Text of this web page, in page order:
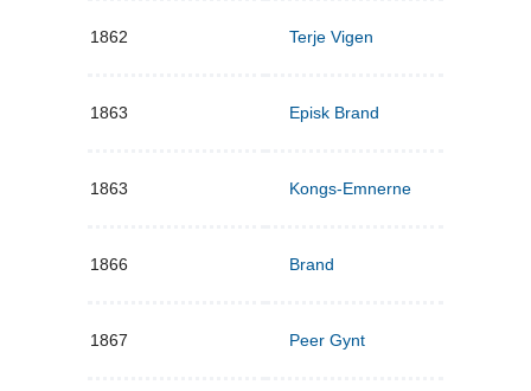
1862 Terje Vigen
1863 Episk Brand
1863 Kongs-Emnerne
1866 Brand
1867 Peer Gynt